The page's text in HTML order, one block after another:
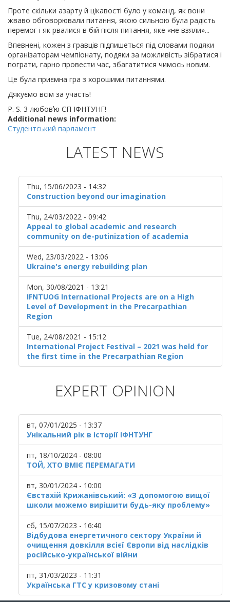
Проте скільки азарту й цікавості було у команд, як вони
жваво обговорювали питання, якою сильною була радість
перемог і як рвалися в бій після питання, яке «не взяли»...
Впевнені, кожен з гравців підпишеться під словами подяки
організаторам чемпіонату, подяки за можливість зібратися і
пограти, гарно провести час, збагатитися чимось новим.
Це була приємна гра з хорошими питаннями.
Дякуємо всім за участь!
Р. S. 3 любовʼю СП ІФНТУНГ!
Additional news information:
Студентський парламент
LATEST NEWS
Thu, 15/06/2023 - 14:32
Construction beyond our imagination
Thu, 24/03/2022 - 09:42
Appeal to global academic and research
community on de-putinization of academia
Wed, 23/03/2022 - 13:06
Ukraine's energy rebuilding plan
Mon, 30/08/2021 - 13:21
IFNTUOG International Projects are on a High
Level of Development in the Precarpathian
Region
Tue, 24/08/2021 - 15:12
International Project Festival – 2021 was held for
the first time in the Precarpathian Region
EXPERT OPINION
вт, 07/01/2025 - 13:37
Унікальний рік в історії ІФНТУНГ
пт, 18/10/2024 - 08:00
ТОЙ, ХТО ВМІЄ ПЕРЕМАГАТИ
вт, 30/01/2024 - 10:00
Євстахій Крижанівський: «З допомогою вищої
школи можемо вирішити будь-яку проблему»
сб, 15/07/2023 - 16:40
Відбудова енергетичного сектору України й
очищення довкілля всієї Європи від наслідків
російсько-української війни
пт, 31/03/2023 - 11:31
Українська ГТС у кризовому стані